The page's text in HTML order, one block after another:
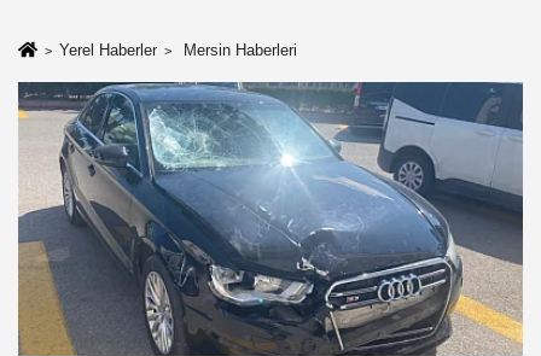
Yerel Haberler Mersin Haberleri